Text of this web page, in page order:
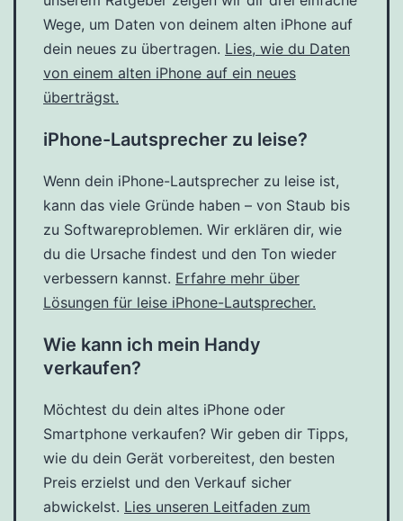
Wege, um Daten von deinem alten iPhone auf
dein neues zu übertragen. Lies, wie du Daten
von einem alten iPhone auf ein neues
überträgst.
iPhone-Lautsprecher zu leise?
Wenn dein iPhone-Lautsprecher zu leise ist,
kann das viele Gründe haben – von Staub bis
zu Softwareproblemen. Wir erklären dir, wie
du die Ursache findest und den Ton wieder
verbessern kannst. Erfahre mehr über
Lösungen für leise iPhone-Lautsprecher.
Wie kann ich mein Handy
verkaufen?
Möchtest du dein altes iPhone oder
Smartphone verkaufen? Wir geben dir Tipps,
wie du dein Gerät vorbereitest, den besten
Preis erzielst und den Verkauf sicher
abwickelst. Lies unseren Leitfaden zum